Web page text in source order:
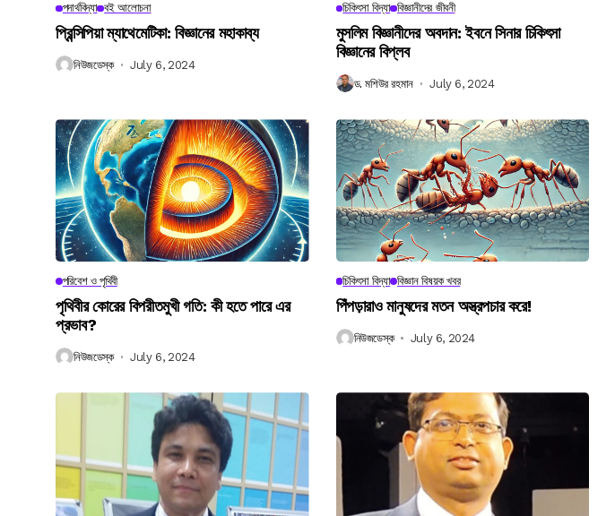
পদার্থবিদ্যা বই আলোচনা
প্রিন্সিপিয়া ম্যাথেমেটিকা: বিজ্ঞানের মহাকাব্য
নিউজডেস্ক July 6, 2024
চিকিৎসা বিদ্যা বিজ্ঞানীদের জীবনী
মুসলিম বিজ্ঞানীদের অবদান: ইবনে সিনার চিকিৎসা
বিজ্ঞানের বিপ্লব
ড. মশিউর রহমান July 6, 2024
পরিবেশ ও পৃথিবী
পৃথিবীর কোরের বিপরীতমুখী গতি: কী হতে পারে এর
প্রভাব?
নিউজডেস্ক July 6, 2024
চিকিৎসা বিদ্যা বিজ্ঞান বিষয়ক খবর
পিঁপড়ারাও মানুষদের মতন অস্ত্রপচার করে!
নিউজডেস্ক July 6, 2024